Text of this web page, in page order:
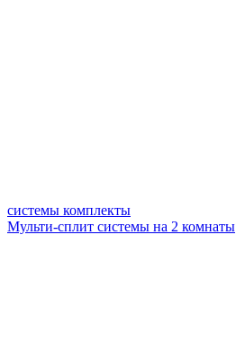
системы комплекты
Мульти-сплит системы на 2 комнаты